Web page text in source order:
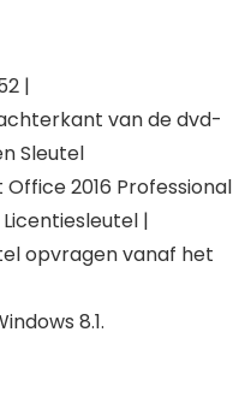
|
van de dvd-
Sleutel
2016 Professional
Licentiesleutel |
opvragen vanaf het
8.1.